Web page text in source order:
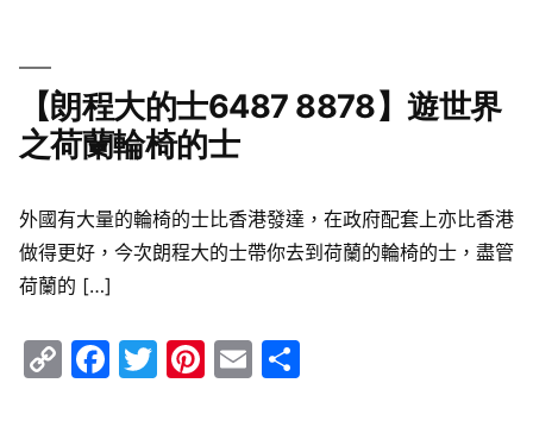
【朗程大的士6487 8878】遊世界
之荷蘭輪椅的士
外國有大量的輪椅的士比香港發達，在政府配套上亦比香港
做得更好，今次朗程大的士帶你去到荷蘭的輪椅的士，盡管
荷蘭的 […]
CopyFacebook
Twitter
Pinterest
Email